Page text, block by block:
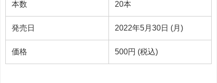
本数 20本
発売日 2022年5月30日 (月)
価格 500円 (税込)